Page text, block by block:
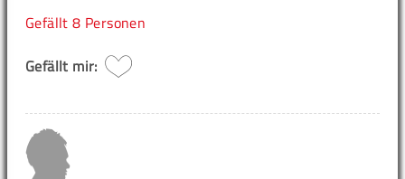
Gefällt8 Personen
Gefällt mir: